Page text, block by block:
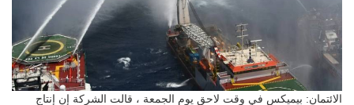
الائتمان: بيميكسفي وقت لاحق يوم الجمعة ، قالت الشركة إن إنتاج
النفط "تأثر بشكل كبير" بسبب الحريق. لم تقدم Pemex مزيدًا من
التفاصيل حول التأثير على الإنتاج.